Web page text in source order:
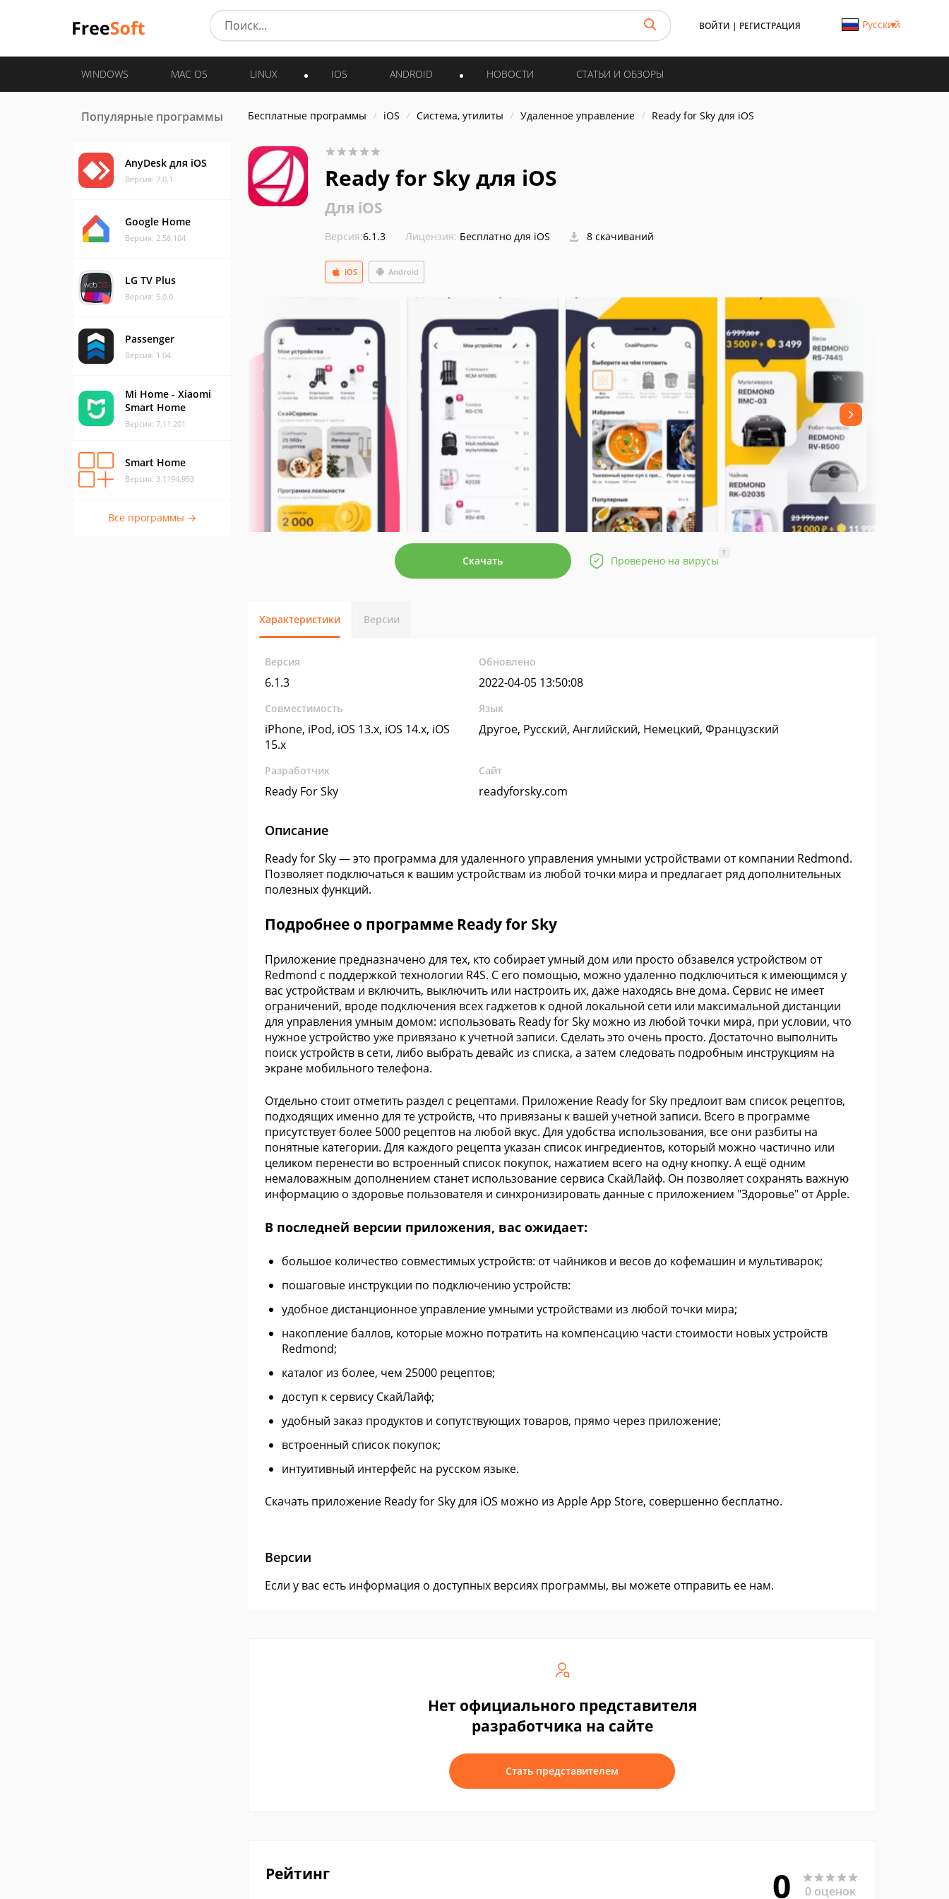
ВОЙТИ | РЕГИСТРАЦИЯ Русский
WINDOWS MAC OS LINUX IOS ANDROID НОВОСТИ СТАТЬИ И ОБЗОРЫ
Популярные программы
AnyDesk для iOS
Версия: 7.0.1
Google Home
Версия: 2.58.104
LG TV Plus
Версия: 5.0.0
Passenger
Версия: 1.04
Mi Home - Xiaomi
Smart Home
Версия: 7.11.201
Smart Home
Версия: 3.1194.953
Все программы →
Бесплатные программы iOS Система, утилиты Удаленное управление Ready for Sky для iOS
Ready for Sky для iOS
Для iOS
Версия:6.1.3 Лицензия: Бесплатно для iOS 8 скачиваний
Android
iOS
Скачать Проверено на вирусы
?
Характеристики Версии
Версия
6.1.3
Обновлено
2022-04-05 13:50:08
Совместимость
iPhone, iPod, iOS 13.x, iOS 14.x, iOS
15.x
Язык
Другое, Русский, Английский, Немецкий, Французский
Разработчик
Ready For Sky
Сайт
readyforsky.com
Описание
Ready for Sky — это программа для удаленного управления умными устройствами от компании Redmond.
Позволяет подключаться к вашим устройствам из любой точки мира и предлагает ряд дополнительных
полезных функций.
Подробнее о программе Ready for Sky
Приложение предназначено для тех, кто собирает умный дом или просто обзавелся устройством от
Redmond с поддержкой технологии R4S. С его помощью, можно удаленно подключиться к имеющимся у
вас устройствам и включить, выключить или настроить их, даже находясь вне дома. Сервис не имеет
ограничений, вроде подключения всех гаджетов к одной локальной сети или максимальной дистанции
для управления умным домом: использовать Ready for Sky можно из любой точки мира, при условии, что
нужное устройство уже привязано к учетной записи. Сделать это очень просто. Достаточно выполнить
поиск устройств в сети, либо выбрать девайс из списка, а затем следовать подробным инструкциям на
экране мобильного телефона.
Отдельно стоит отметить раздел с рецептами. Приложение Ready for Sky предлоит вам список рецептов,
подходящих именно для те устройств, что привязаны к вашей учетной записи. Всего в программе
присутствует более 5000 рецептов на любой вкус. Для удобства использования, все они разбиты на
понятные категории. Для каждого рецепта указан список ингредиентов, который можно частично или
целиком перенести во встроенный список покупок, нажатием всего на одну кнопку. А ещё одним
немаловажным дополнением станет использование сервиса СкайЛайф. Он позволяет сохранять важную
информацию о здоровье пользователя и синхронизировать данные с приложением "Здоровье" от Apple.
В последней версии приложения, вас ожидает:
большое количество совместимых устройств: от чайников и весов до кофемашин и мультиварок;
пошаговые инструкции по подключению устройств:
удобное дистанционное управление умными устройствами из любой точки мира;
накопление баллов, которые можно потратить на компенсацию части стоимости новых устройств
Redmond;
каталог из более, чем 25000 рецептов;
доступ к сервису СкайЛайф;
удобный заказ продуктов и сопутствующих товаров, прямо через приложение;
встроенный список покупок;
интуитивный интерфейс на русском языке.
Скачать приложение Ready for Sky для iOS можно из Apple App Store, совершенно бесплатно.
Версии
Если у вас есть информация о доступных версиях программы, вы можете отправить ее нам.
Нет официального представителя
разработчика на сайте
Стать представителем
Рейтинг 0 0 оценок